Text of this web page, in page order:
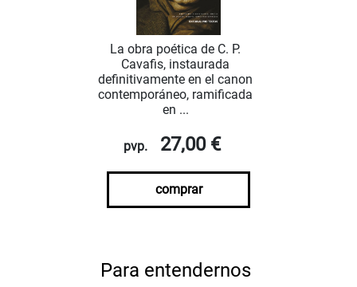
La obra poética de C. P.
Cavafis, instaurada
definitivamente en el canon
contemporáneo, ramificada
en ...
pvp. 27,00 €
comprar
Para entendernos